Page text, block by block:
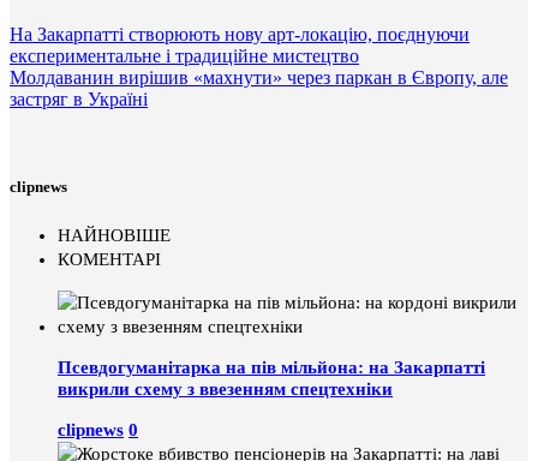
На Закарпатті створюють нову арт-локацію, поєднуючи
експериментальне і традиційне мистецтво
Молдаванин вирішив «махнути» через паркан в Європу, але
застряг в Україні
clipnews
НАЙНОВІШЕ
КОМЕНТАРІ
Псевдогуманітарка на пів мільйона: на Закарпатті
викрили схему з ввезенням спецтехніки
clipnews 0